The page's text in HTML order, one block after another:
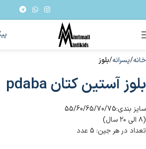
خانه پسرانه بلوز
بلوز آستین کتان pdaba
سایز بندی:55/60/65/70/75
(۸ الی ۲۰ سال)
تعداد در هر جین: 5 عدد